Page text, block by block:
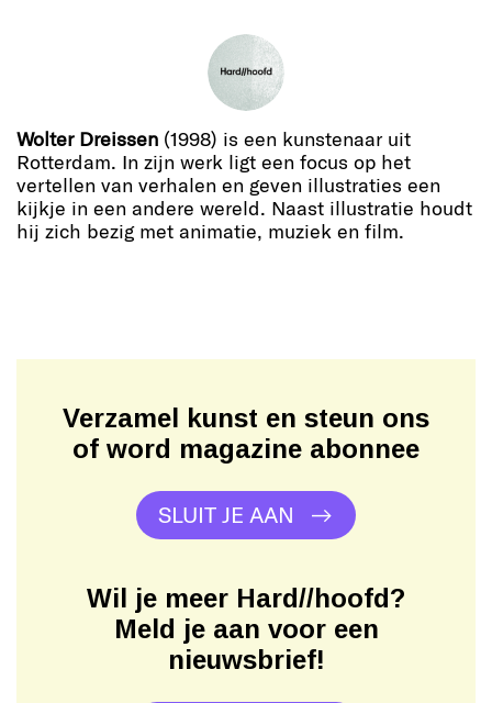
Wolter Dreissen (1998) is een kunstenaar uit
Rotterdam. In zijn werk ligt een focus op het
vertellen van verhalen en geven illustraties een
kijkje in een andere wereld. Naast illustratie houdt
hij zich bezig met animatie, muziek en film.
Verzamel kunst en steun ons
of word magazine abonnee
SLUIT JE AAN
Wil je meer Hard//hoofd?
Meld je aan voor een
nieuwsbrief!